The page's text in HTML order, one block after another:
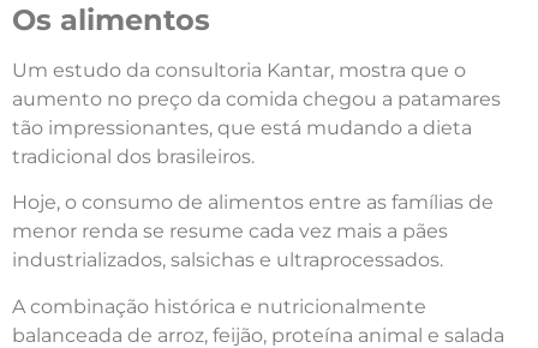
Os alimentos
Um estudo da consultoria Kantar, mostra que o
aumento no preço da comida chegou a patamares
tão impressionantes, que está mudando a dieta
tradicional dos brasileiros.
Hoje, o consumo de alimentos entre as famílias de
menor renda se resume cada vez mais a pães
industrializados, salsichas e ultraprocessados.
A combinação histórica e nutricionalmente
balanceada de arroz, feijão, proteína animal e salada